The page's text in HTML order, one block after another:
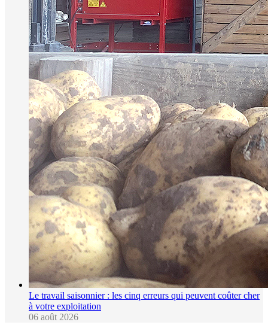
Le travail saisonnier : les cinq erreurs qui peuvent coûter cher
à votre exploitation
06 août 2026